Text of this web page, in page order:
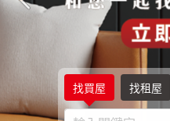
找買屋 找租屋